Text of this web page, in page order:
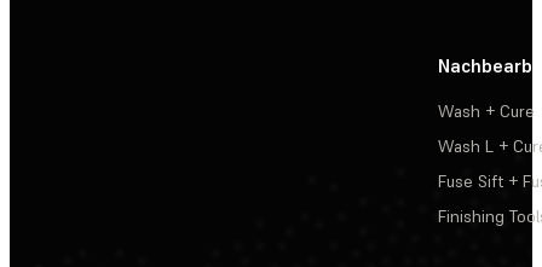
Wash + Cure
Wash L +
Fuse Sift +
Finishing